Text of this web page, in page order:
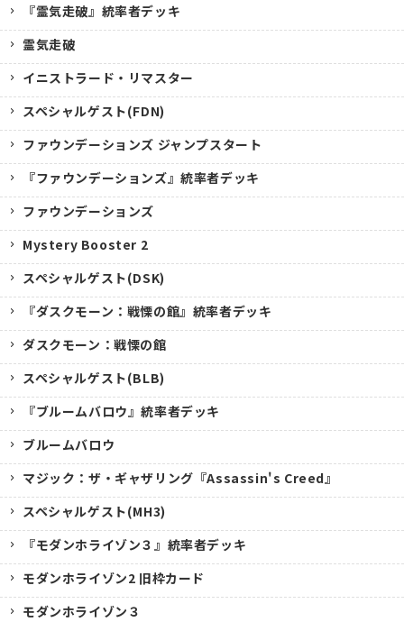
『霊気走破』統率者デッキ
霊気走破
イニストラード・リマスター
スペシャルゲスト(FDN)
ファウンデーションズ ジャンプスタート
『ファウンデーションズ』統率者デッキ
ファウンデーションズ
Mystery Booster 2
スペシャルゲスト(DSK)
『ダスクモーン：戦慄の館』統率者デッキ
ダスクモーン：戦慄の館
スペシャルゲスト(BLB)
『ブルームバロウ』統率者デッキ
ブルームバロウ
マジック：ザ・ギャザリング『Assassin's Creed』
スペシャルゲスト(MH3)
『モダンホライゾン３』統率者デッキ
モダンホライゾン2 旧枠カード
モダンホライゾン３